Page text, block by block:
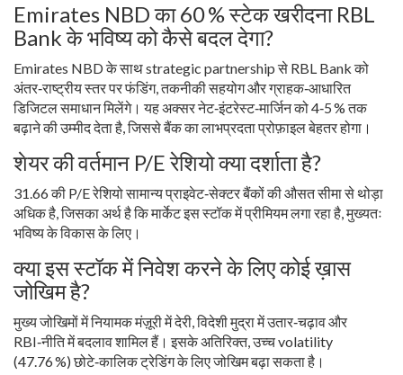
Emirates NBD का 60 % स्टेक खरीदना RBL
Bank के भविष्य को कैसे बदल देगा?
Emirates NBD के साथ strategic partnership से RBL Bank को
अंतर‑राष्ट्रीय स्तर पर फंडिंग, तकनीकी सहयोग और ग्राहक‑आधारित
डिजिटल समाधान मिलेंगे। यह अक्सर नेट‑इंटरेस्ट‑मार्जिन को 4‑5 % तक
बढ़ाने की उम्मीद देता है, जिससे बैंक का लाभप्रदता प्रोफ़ाइल बेहतर होगा।
शेयर की वर्तमान P/E रेशियो क्या दर्शाता है?
31.66 की P/E रेशियो सामान्य प्राइवेट‑सेक्टर बैंकों की औसत सीमा से थोड़ा
अधिक है, जिसका अर्थ है कि मार्केट इस स्टॉक में प्रीमियम लगा रहा है, मुख्यतः
भविष्य के विकास के लिए।
क्या इस स्टॉक में निवेश करने के लिए कोई ख़ास
जोखिम है?
मुख्य जोखिमों में नियामक मंज़ूरी में देरी, विदेशी मुद्रा में उतार‑चढ़ाव और
RBI‑नीति में बदलाव शामिल हैं। इसके अतिरिक्त, उच्च volatility
(47.76 %) छोटे‑कालिक ट्रेडिंग के लिए जोखिम बढ़ा सकता है।